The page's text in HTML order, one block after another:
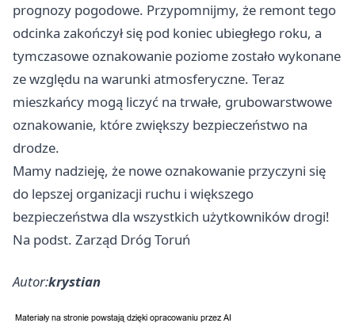
prognozy pogodowe. Przypomnijmy, że remont tego
odcinka zakończył się pod koniec ubiegłego roku, a
tymczasowe oznakowanie poziome zostało wykonane
ze względu na warunki atmosferyczne. Teraz
mieszkańcy mogą liczyć na trwałe, grubowarstwowe
oznakowanie, które zwiększy bezpieczeństwo na
drodze.
Mamy nadzieję, że nowe oznakowanie przyczyni się
do lepszej organizacji ruchu i większego
bezpieczeństwa dla wszystkich użytkowników drogi!
Na podst. Zarząd Dróg Toruń
Autor:krystian